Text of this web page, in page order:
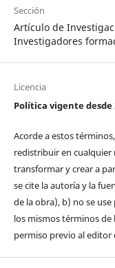
Sección
Artículo de
Investigadores
Licencia
Política vigente desde
Acorde a estos
redistribuir en
transformar y crear a
se cite la autoría y la
de la obra), b) no se
los mismos términos de
permiso previo al